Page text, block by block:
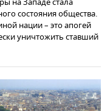
состояния общества.
нации – это апогей
уничтожить ставший